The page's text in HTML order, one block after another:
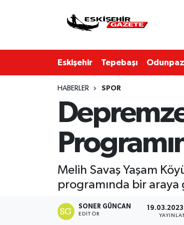
Eskişehir Tepebaşı
HABERLER SPOR
Melih Savaş Yaşam
programında bir araya
SONER GÜNCAN
EDITÖR
Hava Durumu
Eskişehir Namaz Vakitleri
Trafik Durumu
Süper Lig Puan Durumu ve Fikstür
Tüm Manşetler
Son Dakika Haberleri
Haber Arşivi